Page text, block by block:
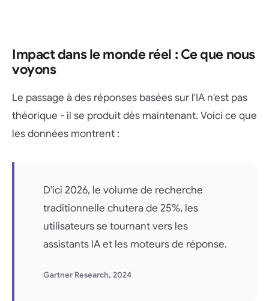
Impact dans le monde réel : Ce que nous
voyons
Le passage à des réponses basées sur l'IA n'est pas
théorique - il se produit dès maintenant. Voici ce que
les données montrent :
D'ici 2026, le volume de recherche
traditionnelle chutera de 25%, les
utilisateurs se tournant vers les
assistants IA et les moteurs de réponse.
Gartner Research, 2024